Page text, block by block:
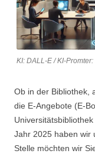
KI: DALL-E / KI-
Ob in der Bibliothek,
die E-Angebote (E-
Jahr 2025 haben wir
Stelle möchten wir